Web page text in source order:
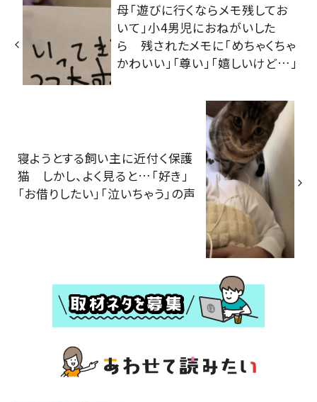
母「遊びに行くならメモ残してお
いて」小4男児におねがいした
ら 残されたメモに「めちゃくちゃ
かわいい」「尊い」「嬉しいけど…」
寝ようとする飼い主に近付く保護
猫 しかし、よく見ると…「好き」
「お借りしたい」「泣いちゃう」の声